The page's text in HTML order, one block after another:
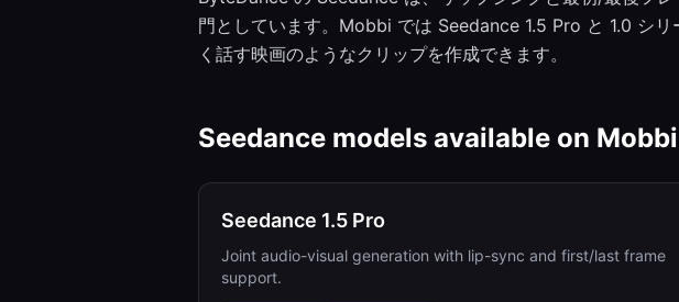
門としています。Mobbi では Seedance 1.5 Pro と 1.0 シ
く話す映画のようなクリップを作成できます。
Seedance models available on
Seedance 1.5 Pro
Joint audio-visual generation with lip-sync and first/last frame
support.